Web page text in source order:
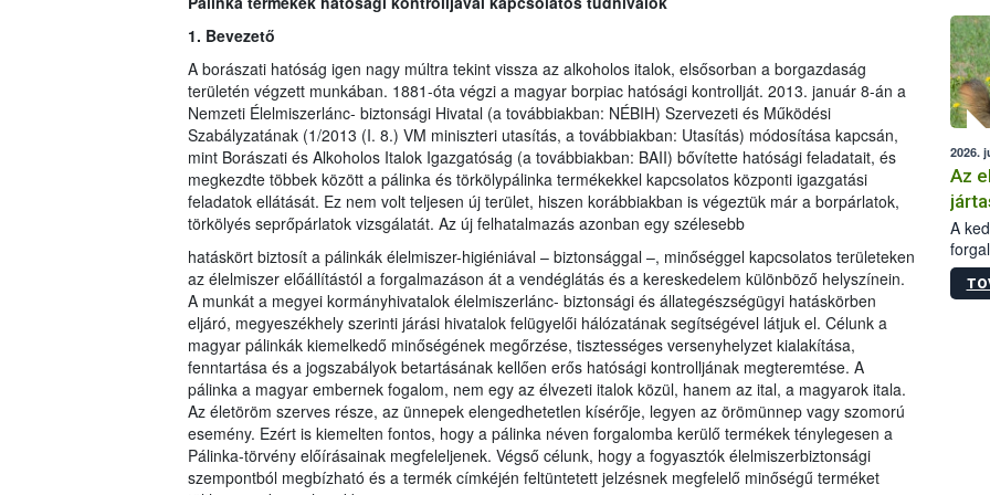
1. Bevezető
A borászati hatóság igen nagy múltra tekint vissza az alkoholos italok, elsősorban a borgazdaság
területén végzett munkában. 1881-óta végzi a magyar borpiac hatósági kontrollját. 2013. január 8-án a
Nemzeti Élelmiszerlánc- biztonsági Hivatal (a továbbiakban: NÉBIH) Szervezeti és Működési
Szabályzatának (1/2013 (I. 8.) VM miniszteri utasítás, a továbbiakban: Utasítás) módosítása kapcsán,
mint Borászati és Alkoholos Italok Igazgatóság (a továbbiakban: BAII) bővítette hatósági feladatait, és
megkezdte többek között a pálinka és törkölypálinka termékekkel kapcsolatos központi igazgatási
feladatok ellátását. Ez nem volt teljesen új terület, hiszen korábbiakban is végeztük már a borpárlatok,
törkölyés seprőpárlatok vizsgálatát. Az új felhatalmazás azonban egy szélesebb
hatáskört biztosít a pálinkák élelmiszer-higiéniával – biztonsággal –, minőséggel kapcsolatos területeken
az élelmiszer előállítástól a forgalmazáson át a vendéglátás és a kereskedelem különböző helyszínein.
A munkát a megyei kormányhivatalok élelmiszerlánc- biztonsági és állategészségügyi hatáskörben
eljáró, megyeszékhely szerinti járási hivatalok felügyelői hálózatának segítségével látjuk el. Célunk a
magyar pálinkák kiemelkedő minőségének megőrzése, tisztességes versenyhelyzet kialakítása,
fenntartása és a jogszabályok betartásának kellően erős hatósági kontrolljának megteremtése. A
pálinka a magyar embernek fogalom, nem egy az élvezeti italok közül, hanem az ital, a magyarok itala.
Az életöröm szerves része, az ünnepek elengedhetetlen kísérője, legyen az örömünnep vagy szomorú
esemény. Ezért is kiemelten fontos, hogy a pálinka néven forgalomba kerülő termékek ténylegesen a
Pálinka-törvény előírásainak megfeleljenek. Végső célunk, hogy a fogyasztók élelmiszerbiztonsági
szempontból megbízható és a termék címkéjén feltüntetett jelzésnek megfelelő minőségű terméket
2026.
Az
A